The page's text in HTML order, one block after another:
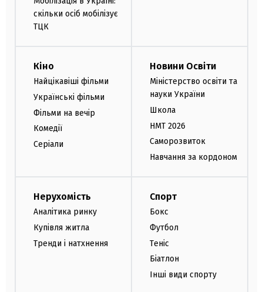
скільки осіб мобілізує
ТЦК
Кіно
Найцікавіші фільми
Українські фільми
Фільми на вечір
Комедії
Серіали
Новини Освіти
Міністерство освіти та
науки України
Школа
НМТ 2026
Саморозвиток
Навчання за кордоном
Нерухомість
Аналітика ринку
Купівля житла
Тренди і натхнення
Спорт
Бокс
Футбол
Теніс
Біатлон
Інші види спорту